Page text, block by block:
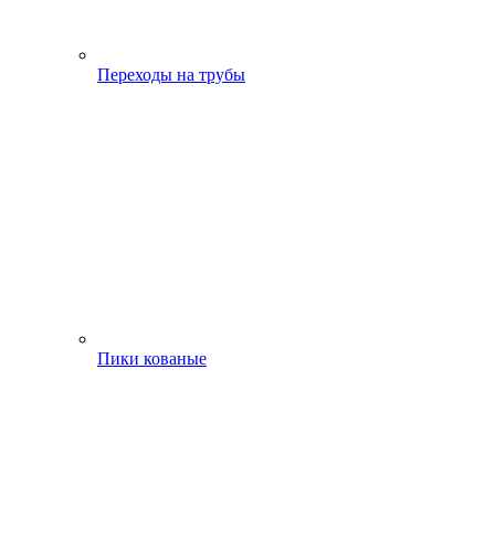
Переходы на трубы
Пики кованые